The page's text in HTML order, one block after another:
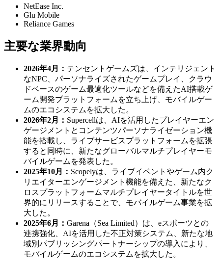
NetEase Inc.
Glu Mobile
Reliance Games
主要な業界動向
2026年4月： テンセントゲームズは、インテリジェント
なNPC、パーソナライズされたゲームプレイ、クラウ
ドベースのゲーム最適化ツールなどを備えたAI搭載ゲ
ーム開発プラットフォームを立ち上げ、モバイルゲー
ムのエコシステムを拡大した。
2026年2月： Supercellは、AIを活用したプレイヤーエン
ゲージメントとコンテンツパーソナライゼーション機
能を搭載し、ライブサービスプラットフォームを拡張
すると同時に、新たなグローバルマルチプレイヤーモ
バイルゲームを発表した。
2025年10月： Scopelyは、ライブイベントやゲーム内ク
リエイターエンゲージメント機能を備えた、新たなク
ロスプラットフォームマルチプレイヤータイトルを世
界的にリリースすることで、モバイルゲーム事業を拡
大した。
2025年6月： Garena（Sea Limited）は、eスポーツとの
連携強化、AIを活用した不正対策システム、新たな地
域別パブリッシングパートナーシップの導入により、
モバイルゲームのエコシステムを拡大した。